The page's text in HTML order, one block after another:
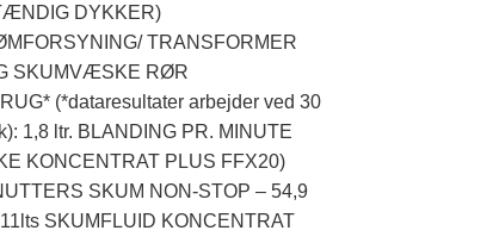
DYKKER)
TRANSFORMER
SKUMVÆSKE RØR
(*dataresultater arbejder ved 30
1,8 ltr. BLANDING PR. MINUTE
KONCENTRAT PLUS FFX20)
SKUM NON-STOP – 54,9
SKUMFLUID KONCENTRAT